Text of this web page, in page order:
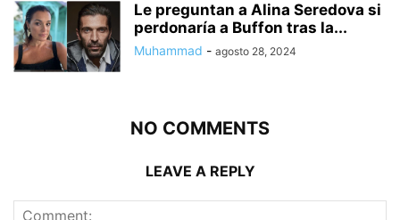
Le preguntan a Alina Seredova si
perdonaría a Buffon tras la...
Muhammad - agosto 28, 2024
NO COMMENTS
LEAVE A REPLY